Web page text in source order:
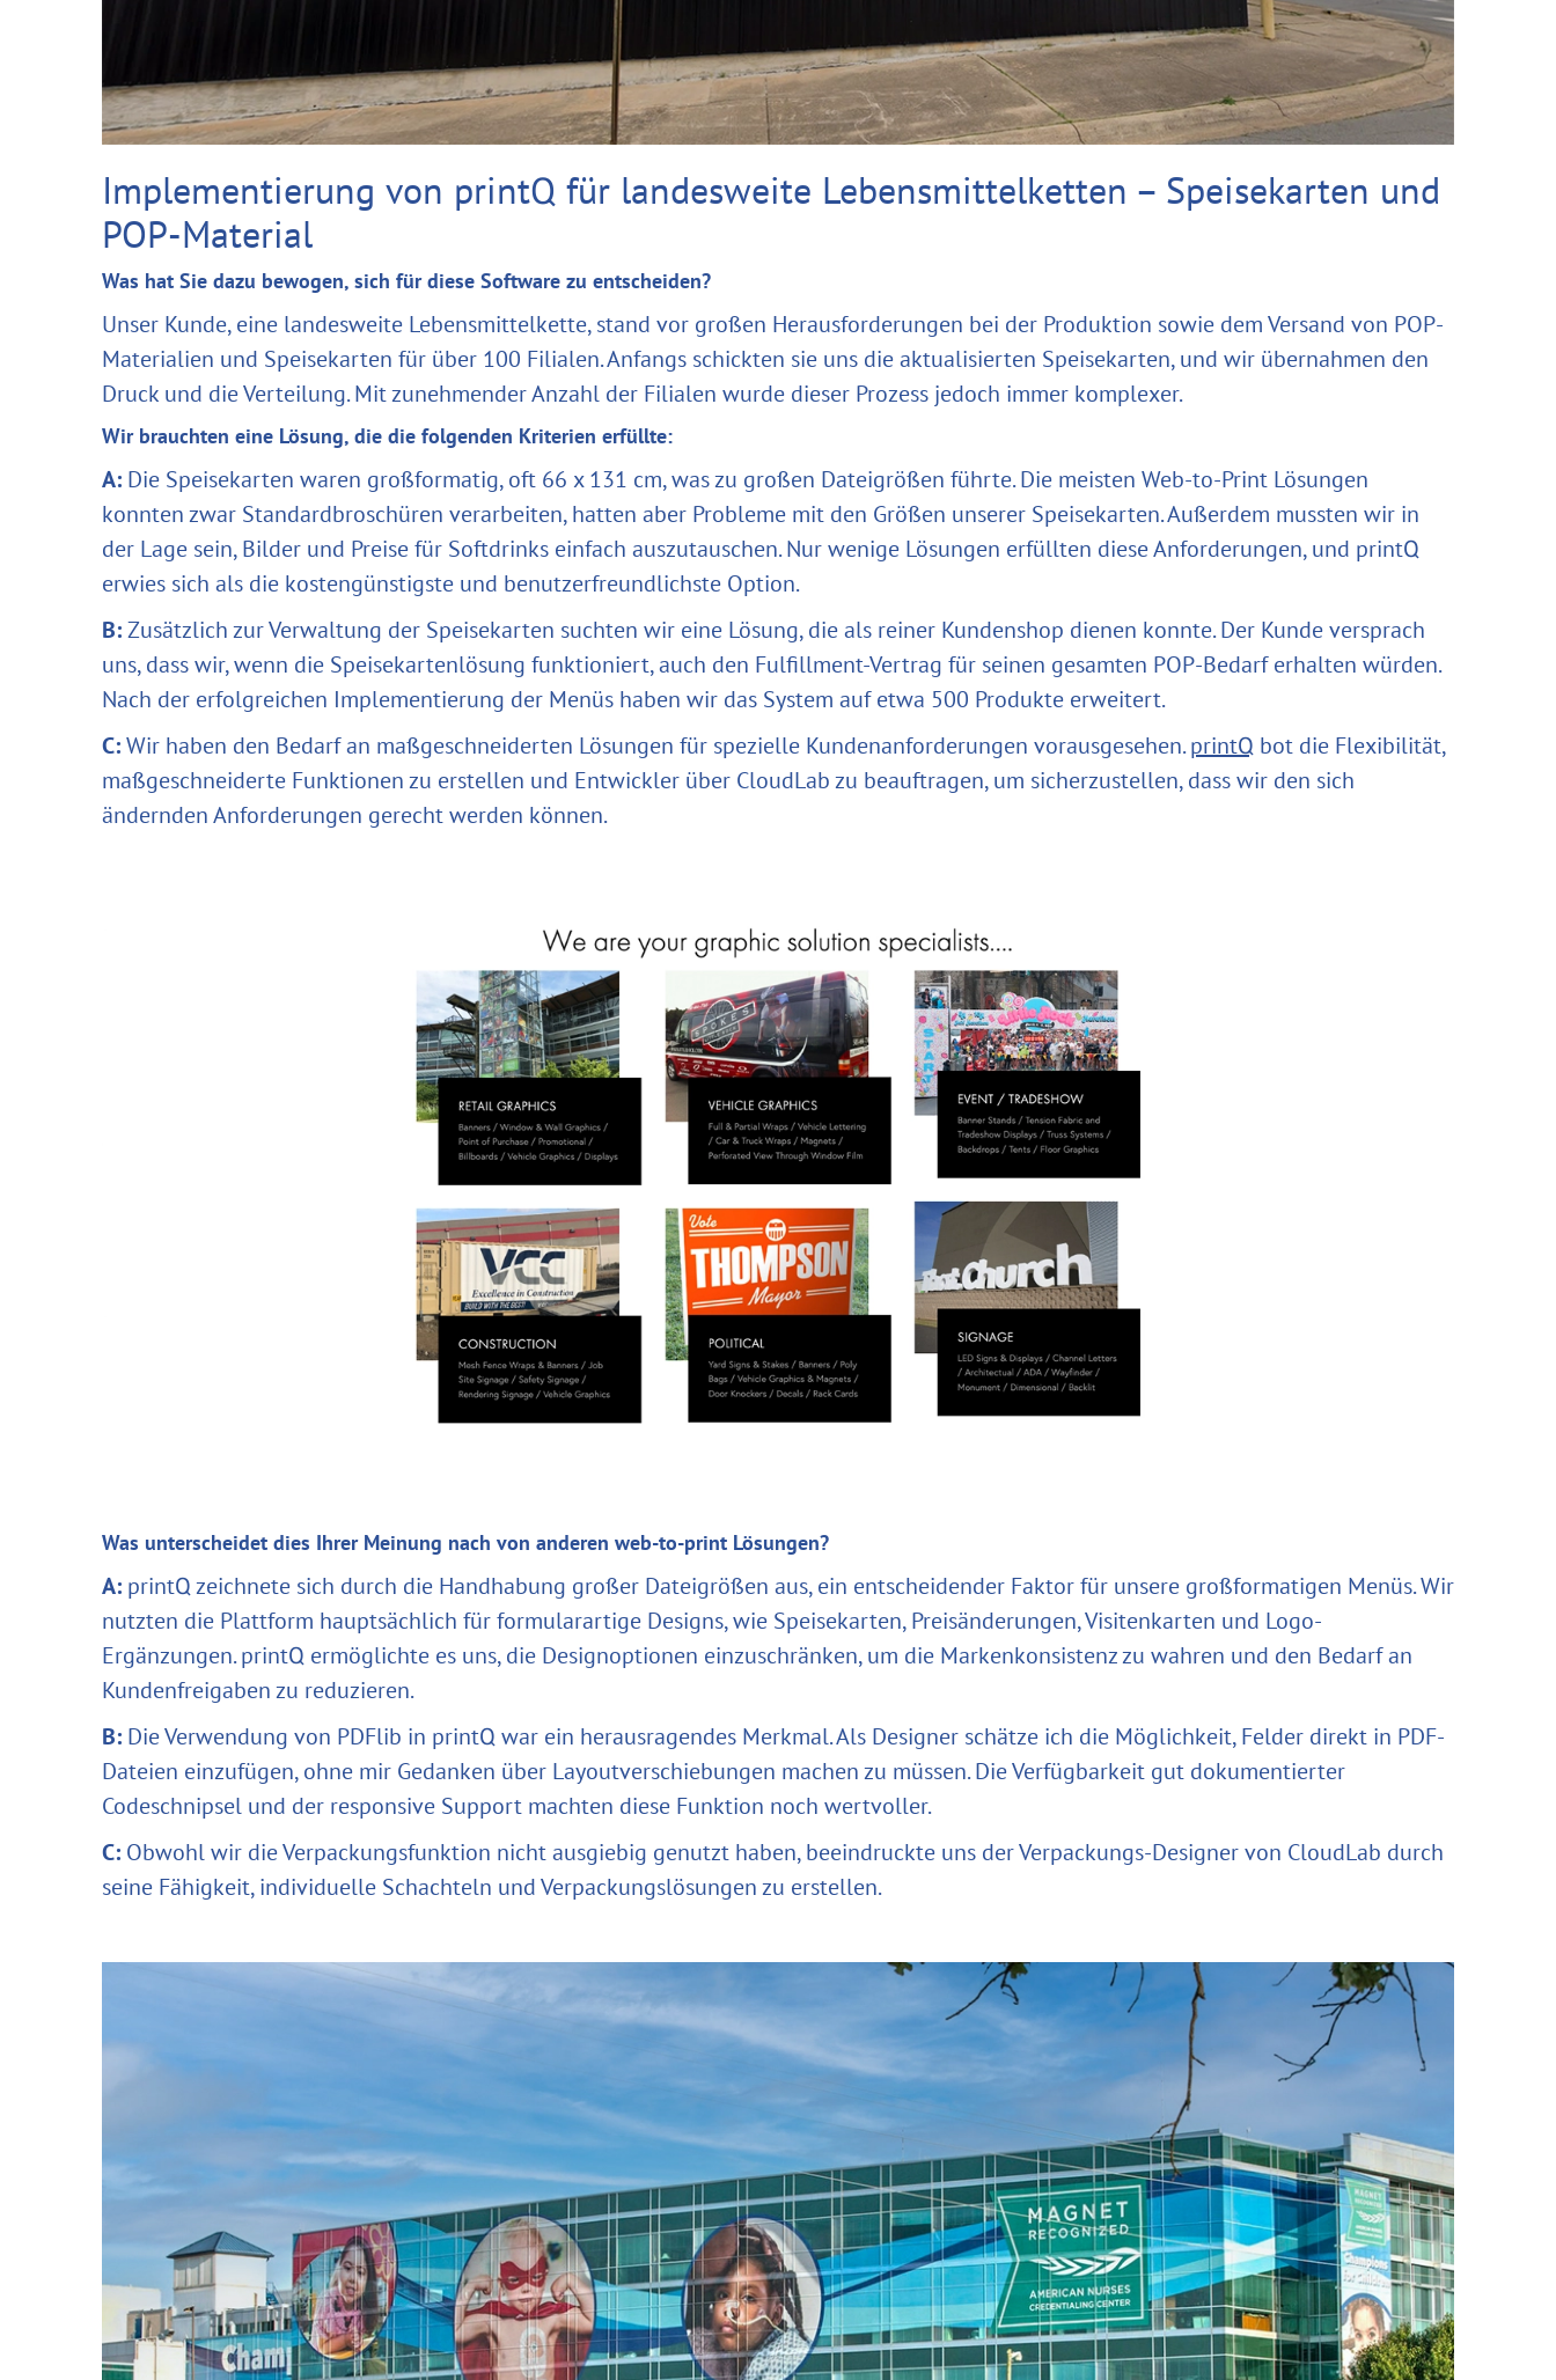
Implementierung von printQ für landesweite Lebensmittelketten – Speisekarten und
POP-Material
Was hat Sie dazu bewogen, sich für diese Software zu entscheiden?
Unser Kunde, eine landesweite Lebensmittelkette, stand vor großen Herausforderungen bei der Produktion sowie dem Versand von POP-
Materialien und Speisekarten für über 100 Filialen. Anfangs schickten sie uns die aktualisierten Speisekarten, und wir übernahmen den
Druck und die Verteilung. Mit zunehmender Anzahl der Filialen wurde dieser Prozess jedoch immer komplexer.
Wir brauchten eine Lösung, die die folgenden Kriterien erfüllte:
A: Die Speisekarten waren großformatig, oft 66 x 131 cm, was zu großen Dateigrößen führte. Die meisten Web-to-Print Lösungen
konnten zwar Standardbroschüren verarbeiten, hatten aber Probleme mit den Größen unserer Speisekarten. Außerdem mussten wir in
der Lage sein, Bilder und Preise für Softdrinks einfach auszutauschen. Nur wenige Lösungen erfüllten diese Anforderungen, und printQ
erwies sich als die kostengünstigste und benutzerfreundlichste Option.
B:Zusätzlich zur Verwaltung der Speisekarten suchten wir eine Lösung, die als reiner Kundenshop dienen konnte. Der Kunde versprach
uns, dass wir, wenn die Speisekartenlösung funktioniert, auch den Fulfillment-Vertrag für seinen gesamten POP-Bedarf erhalten würden.
Nach der erfolgreichen Implementierung der Menüs haben wir das System auf etwa 500 Produkte erweitert.
C:Wir haben den Bedarf an maßgeschneiderten Lösungen für spezielle Kundenanforderungen vorausgesehen.printQ bot die Flexibilität,
maßgeschneiderte Funktionen zu erstellen und Entwickler über CloudLab zu beauftragen, um sicherzustellen, dass wir den sich
ändernden Anforderungen gerecht werden können.
Was unterscheidet dies Ihrer Meinung nach von anderen web-to-print Lösungen?
A: printQ zeichnete sich durch die Handhabung großer Dateigrößen aus, ein entscheidender Faktor für unsere großformatigen Menüs. Wir
nutzten die Plattform hauptsächlich für formularartige Designs, wie Speisekarten, Preisänderungen, Visitenkarten und Logo-
Ergänzungen. printQ ermöglichte es uns, die Designoptionen einzuschränken, um die Markenkonsistenz zu wahren und den Bedarf an
Kundenfreigaben zu reduzieren.
B: Die Verwendung von PDFlib in printQ war ein herausragendes Merkmal. Als Designer schätze ich die Möglichkeit, Felder direkt in PDF-
Dateien einzufügen, ohne mir Gedanken über Layoutverschiebungen machen zu müssen. Die Verfügbarkeit gut dokumentierter
Codeschnipsel und der responsive Support machten diese Funktion noch wertvoller.
C: Obwohl wir die Verpackungsfunktion nicht ausgiebig genutzt haben, beeindruckte uns der Verpackungs-Designer von CloudLab durch
seine Fähigkeit, individuelle Schachteln und Verpackungslösungen zu erstellen.